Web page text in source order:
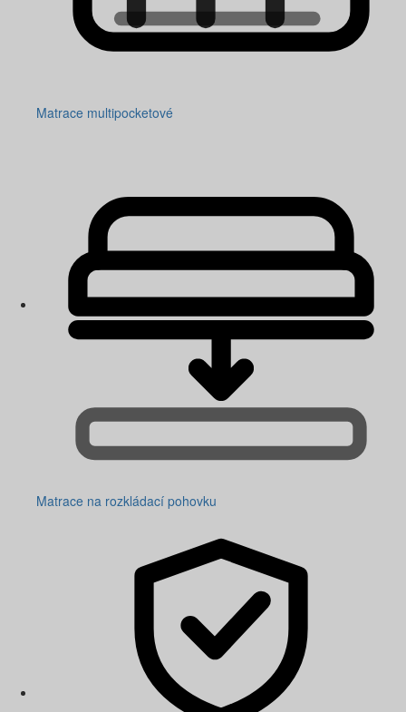
Matrace multipocketové
Matrace na rozkládací pohovku